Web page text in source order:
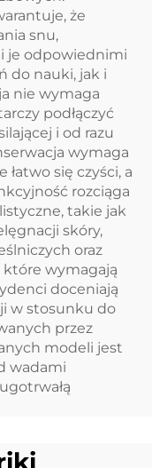
że
snu,
je odpowiednimi
do nauki, jak i
nie wymaga
podłączyć
i od razu
wymaga
się czyści, a
rozciąga
takie jak
skóry,
oraz
które wymagają
doceniają
w stosunku do
przez
modeli jest
wadami